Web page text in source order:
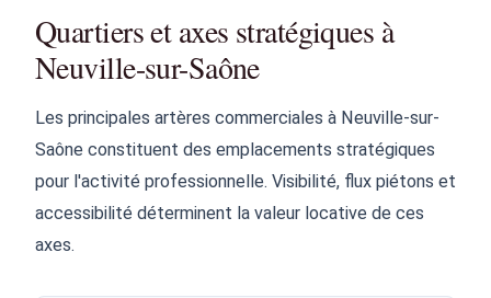
Quartiers et axes stratégiques à
Neuville-sur-Saône
Les principales artères commerciales à Neuville-sur-
Saône constituent des emplacements stratégiques
pour l'activité professionnelle. Visibilité, flux piétons et
accessibilité déterminent la valeur locative de ces
axes.